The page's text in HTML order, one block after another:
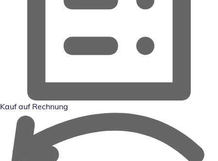
Kauf auf Rechnung